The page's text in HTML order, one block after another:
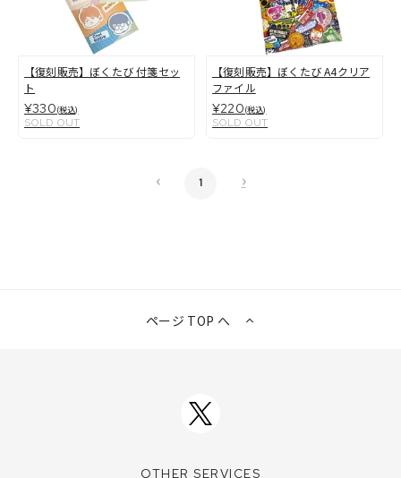
【復刻販売】ぼくたび 付箋セッ
ト
¥330(税込)
SOLD OUT
【復刻販売】ぼくたび A4クリア
ファイル
¥220(税込)
SOLD OUT
‹ 1 ›
ページ TOP へ
OTHER SERVICES